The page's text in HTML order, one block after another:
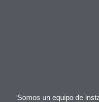
Somos un equipo de